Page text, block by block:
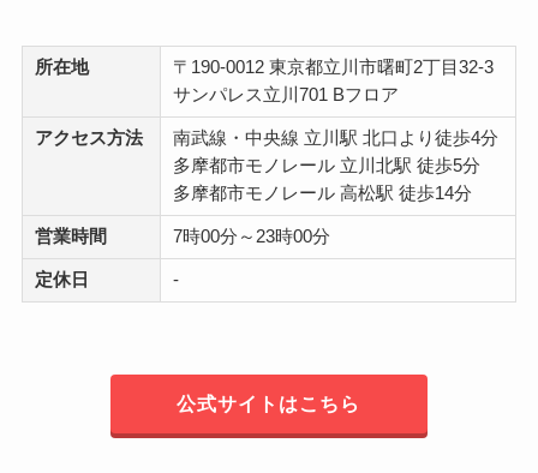
所在地
〒190-0012 東京都立川市曙町2丁目32-3
サンパレス立川701 Bフロア
アクセス方法
南武線・中央線 立川駅 北口より徒歩4分
多摩都市モノレール 立川北駅 徒歩5分
多摩都市モノレール 高松駅 徒歩14分
営業時間 7時00分～23時00分
定休日 -
公式サイトはこちら